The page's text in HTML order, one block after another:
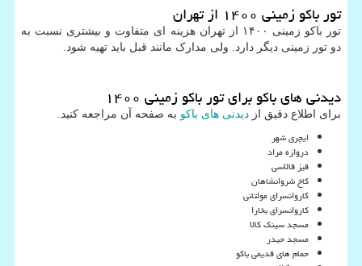
تور باکو زمینی ۱۴۰۰ از تهران
تور باکو زمینی ۱۴۰۰ از تهران هزینه ای متفاوت و بیشتری نسبت به
دو تور زمینی دیگر دارد. ولی مدارک مانند قبل باید تهیه شود.
دیدنی های باکو برای تور باکو زمینی ۱۴۰۰
برای اطلاع دقیق از دیدنی های باکو به صفحه آن مراجعه کنید.
ایچری شهر
دروازه مراد
قیز قالاسی
کاخ شروانشاهان
کاروانسرای مولتانی
کاروانسرای بخارا
مسجد سینک کالا
مسجد حیدر
حمام های قدیمی باکو